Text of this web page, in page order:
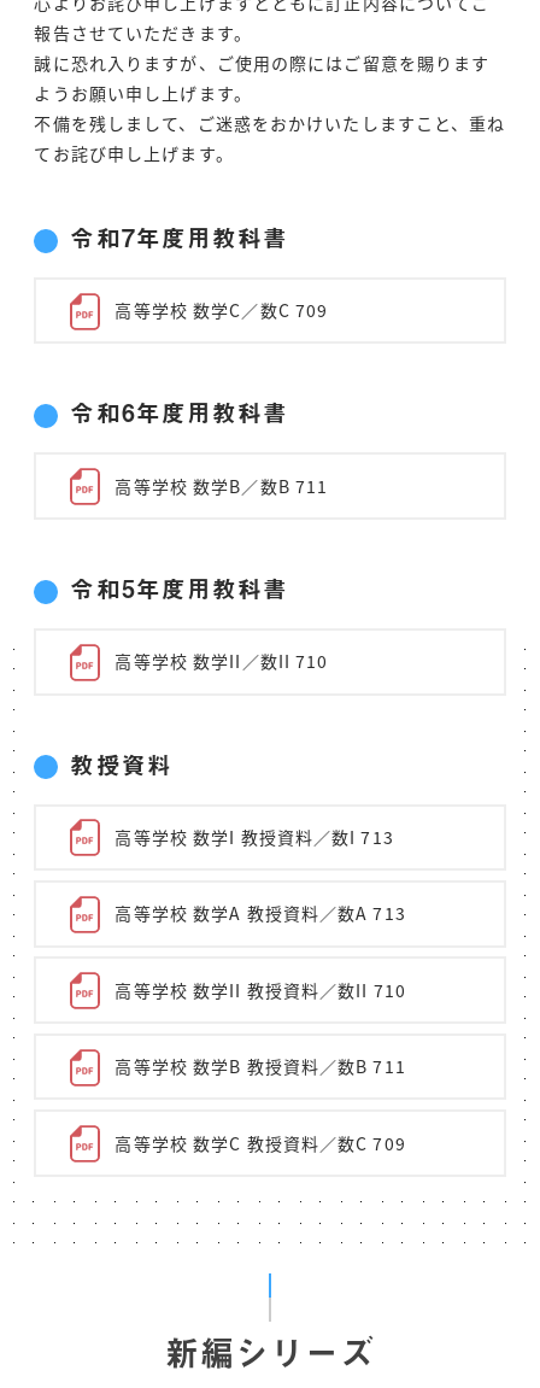
報告させていただきます。
誠に恐れ入りますが、ご使用の際にはご留意を賜ります
ようお願い申し上げます。
不備を残しまして、ご迷惑をおかけいたしますこと、重ね
てお詫び申し上げます。
令和7年度用教科書
高等学校 数学C／数C 709
令和6年度用教科書
高等学校 数学B／数B 711
令和5年度用教科書
高等学校 数学II／数II 710
教授資料
高等学校 数学I 教授資料／数I 713
高等学校 数学A 教授資料／数A 713
高等学校 数学II 教授資料／数II 710
高等学校 数学B 教授資料／数B 711
高等学校 数学C 教授資料／数C 709
新編シリーズ